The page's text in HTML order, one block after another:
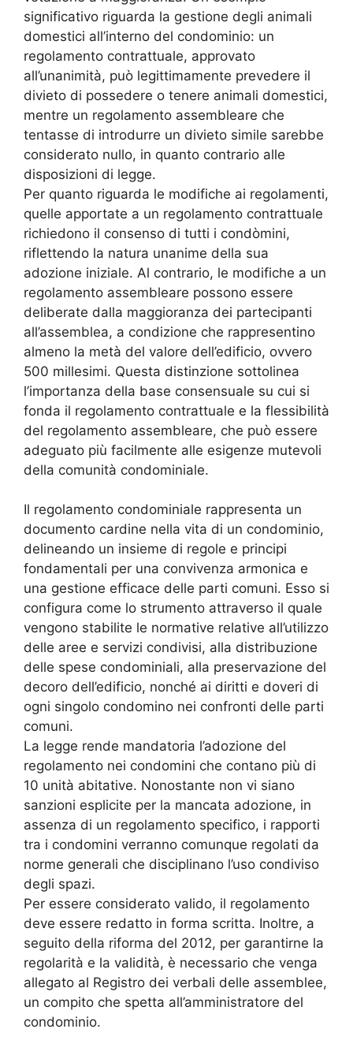
significativo riguarda la gestione degli animali
domestici all’interno del condominio: un
regolamento contrattuale, approvato
all’unanimità, può legittimamente prevedere il
divieto di possedere o tenere animali domestici,
mentre un regolamento assembleare che
tentasse di introdurre un divieto simile sarebbe
considerato nullo, in quanto contrario alle
disposizioni di legge.
Per quanto riguarda le modifiche ai regolamenti,
quelle apportate a un regolamento contrattuale
richiedono il consenso di tutti i condòmini,
riflettendo la natura unanime della sua
adozione iniziale. Al contrario, le modifiche a un
regolamento assembleare possono essere
deliberate dalla maggioranza dei partecipanti
all’assemblea, a condizione che rappresentino
almeno la metà del valore dell’edificio, ovvero
500 millesimi. Questa distinzione sottolinea
l’importanza della base consensuale su cui si
fonda il regolamento contrattuale e la flessibilità
del regolamento assembleare, che può essere
adeguato più facilmente alle esigenze mutevoli
della comunità condominiale.
Il regolamento condominiale rappresenta un
documento cardine nella vita di un condominio,
delineando un insieme di regole e principi
fondamentali per una convivenza armonica e
una gestione efficace delle parti comuni. Esso si
configura come lo strumento attraverso il quale
vengono stabilite le normative relative all’utilizzo
delle aree e servizi condivisi, alla distribuzione
delle spese condominiali, alla preservazione del
decoro dell’edificio, nonché ai diritti e doveri di
ogni singolo condomino nei confronti delle parti
comuni.
La legge rende mandatoria l’adozione del
regolamento nei condomini che contano più di
10 unità abitative. Nonostante non vi siano
sanzioni esplicite per la mancata adozione, in
assenza di un regolamento specifico, i rapporti
tra i condomini verranno comunque regolati da
norme generali che disciplinano l’uso condiviso
degli spazi.
Per essere considerato valido, il regolamento
deve essere redatto in forma scritta. Inoltre, a
seguito della riforma del 2012, per garantirne la
regolarità e la validità, è necessario che venga
allegato al Registro dei verbali delle assemblee,
un compito che spetta all’amministratore del
condominio.